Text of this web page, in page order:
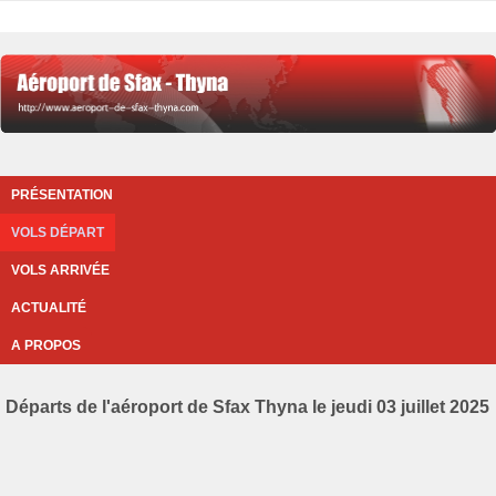
PRÉSENTATION
VOLS DÉPART
VOLS ARRIVÉE
ACTUALITÉ
A PROPOS
Départs de l'aéroport de Sfax Thyna le jeudi 03 juillet 2025